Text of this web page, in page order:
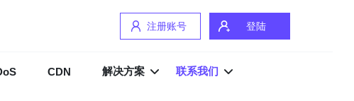
注册账号 登陆
CDN 解决方案 联系我们